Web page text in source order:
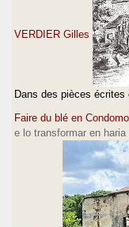
VERDIER Gilles
Dans des pièces
Faire du blé en
e lo transformar en haria